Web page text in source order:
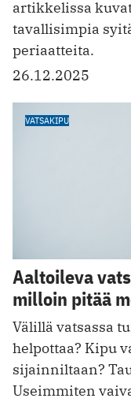
artikkelissa
tavallisimpia
periaatteita.
26.12.2025
VATSAKIPU
Aaltoileva
milloin pitää
Välillä vatsassa
helpottaa? Kipu
sijainniltaan?
Useimmiten